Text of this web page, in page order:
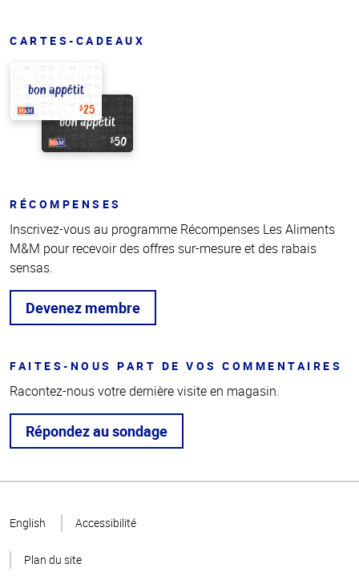
CARTES-CADEAUX
RÉCOMPENSES
Inscrivez-vous au programme Récompenses Les Aliments
M&M pour recevoir des offres sur-mesure et des rabais
sensas.
Devenez membre
FAITES-NOUS PART DE VOS COMMENTAIRES
Racontez-nous votre dernière visite en magasin.
Répondez au sondage
page
English Accessibilité
Plan du site